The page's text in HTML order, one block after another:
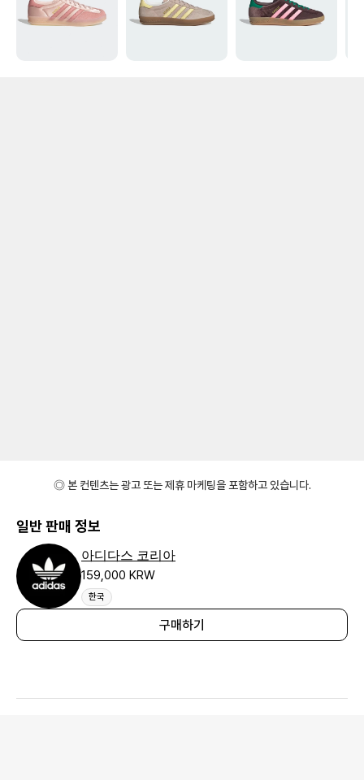
◎ 본 컨텐츠는 광고 또는 제휴 마케팅을 포함하고 있습니다.
일반 판매 정보
아디다스 코리아
159,000 KRW
한국
구매하기